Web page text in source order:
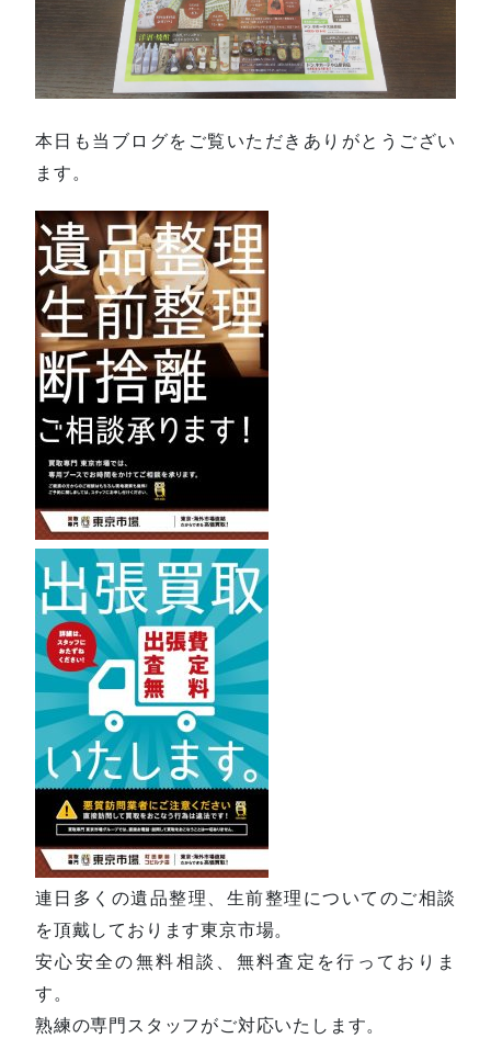
本日も当ブログをご覧いただきありがとうござい
ます。
連日多くの遺品整理、生前整理についてのご相談
を頂戴しております東京市場。
安心安全の無料相談、無料査定を行っておりま
す。
熟練の専門スタッフがご対応いたします。